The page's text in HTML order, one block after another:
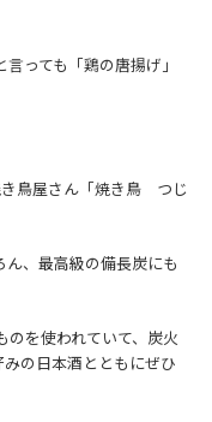
っても「鶏の唐揚げ」
鳥屋さん「焼き鳥 つじ
、最高級の備長炭にも
のを使われていて、炭火
の日本酒とともにぜひ